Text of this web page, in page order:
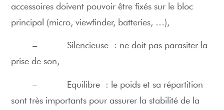
accessoires doivent pouvoir être fixés sur le bloc
principal (micro, viewfinder, batteries, …),
– Silencieuse : ne doit pas parasiter la
prise de son,
– Equilibre : le poids et sa répartition
sont très importants pour assurer la stabilité de la